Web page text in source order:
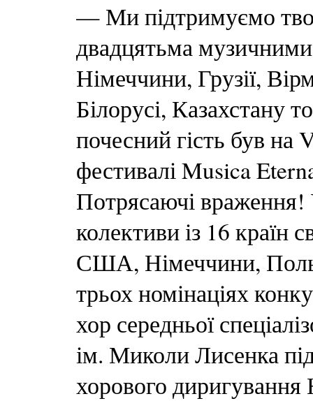
— Ми підтримуємо
двадцятьма музичними
Німеччини, Грузії,
Білорусі, Казахстану
почесний гість був
фестивалі Musica
Потрясаючі враження!
колективи із 16 країн
США, Німеччини,
трьох номінаціях
хор середньої
ім. Миколи Лисенка
хорового